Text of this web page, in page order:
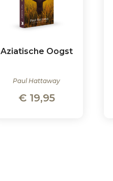
Aziatische Oogst
Paul Hattaway
€19,95